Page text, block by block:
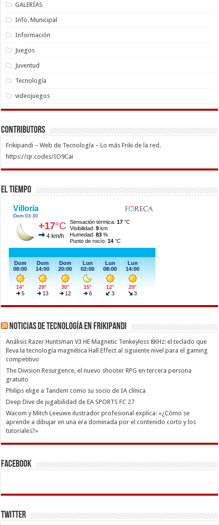
GALERÍAS
Info. Municipal
Información
Juegos
Juventud
Tecnología
videojuegos
Contributors
Frikipandi – Web de Tecnología – Lo más Friki de la red.
https://qr.codes/IO9Cai
El Tiempo
Noticias de Tecnología en Frikipandi
Análisis Razer Huntsman V3 HE Magnetic Tenkeyless 8KHz: el teclado que
lleva la tecnología magnética Hall Effect al siguiente nivel para el gaming
competitivo
The Division Resurgence, el nuevo shooter RPG en tercera persona
gratuito
Philips elige a Tandem como su socio de IA clínica
Deep Dive de jugabilidad de EA SPORTS FC 27
Wacom y Mitch Leeuwe ilustrador profesional explica: «¿Cómo se
aprende a dibujar en una era dominada por el contenido corto y los
tutoriales?»
Facebook
Twitter